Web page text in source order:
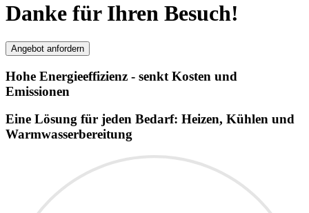
Danke für Ihren Besuch!
Angebot anfordern
Hohe Energieeffizienz - senkt Kosten und
Emissionen
Eine Lösung für jeden Bedarf: Heizen, Kühlen und
Warmwasserbereitung